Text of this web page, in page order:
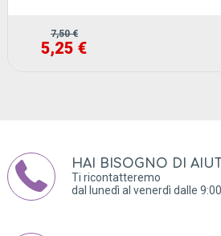
7,50 €
5,25 €
HAI BISOGNO DI
Ti ricontatteremo
dal lunedì al venerdì dalle